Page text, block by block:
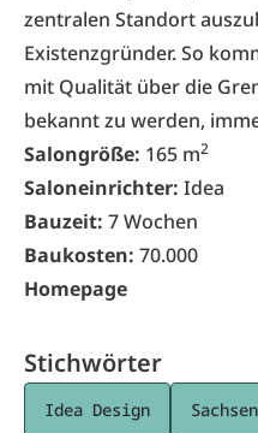
zentralen Standort
Existenzgründer. So
mit Qualität über die
bekannt zu werden,
Salongröße: 165 m2
Saloneinrichter: Idea
Bauzeit: 7 Wochen
Baukosten: 70.000
Homepage
Stichwörter
Idea Design Sachsen